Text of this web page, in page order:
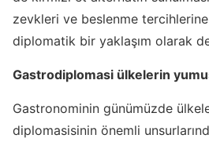
zevkleri ve beslenme tercihlerine
diplomatik bir yaklaşım olarak
Gastrodiplomasi ülkelerin
Gastronominin günümüzde
diplomasisinin önemli